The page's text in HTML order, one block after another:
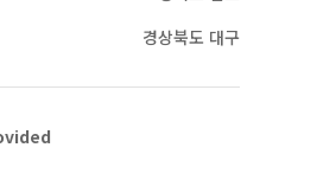
경상북도 대구